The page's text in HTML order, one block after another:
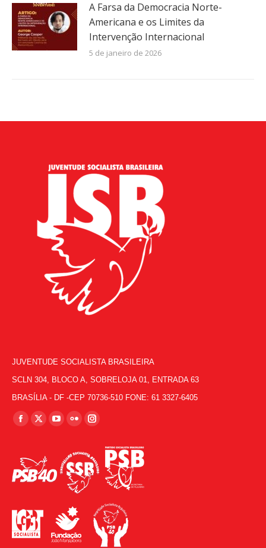
A Farsa da Democracia Norte-
Americana e os Limites da
Intervenção Internacional
5 de janeiro de 2026
JUVENTUDE SOCIALISTA BRASILEIRA
SCLN 304, BLOCO A, SOBRELOJA 01, ENTRADA 63
BRASÍLIA - DF -CEP 70736-510 FONE: 61 3327-6405
Encontre-nos em:
Facebook
opens
in
X
opens
in
YouTube
opens
in
new
Flickr
opens
in
new
Instagram
opens
in
window